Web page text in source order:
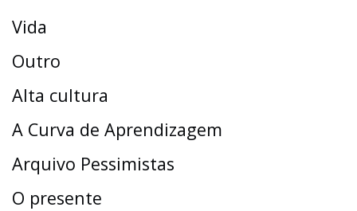
Vida
Outro
Alta cultura
A Curva de Aprendizagem
Arquivo Pessimistas
O presente